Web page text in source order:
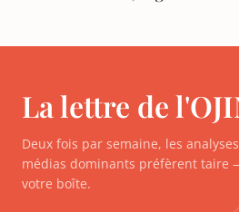
La lettre de
Deux fois par semaine, les
médias dominants préfèrent taire
votre boîte.